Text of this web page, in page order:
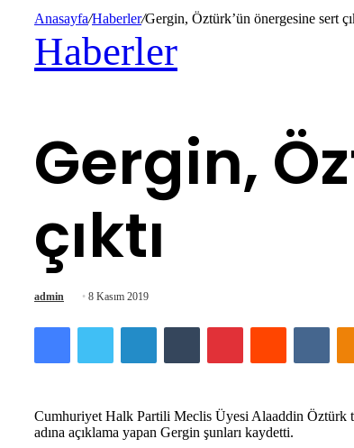
Anasayfa/Haberler/Gergin, Öztürk’ün önergesine sert
Haberler
Gergin,
çıktı
admin
göndermek
8 Kasım 2019
FacebookTwitterLinkedInTumblrPinterestReddit
Cumhuriyet Halk Partili Meclis Üyesi Alaaddin Öztürk
adına açıklama yapan Gergin şunları kaydetti.